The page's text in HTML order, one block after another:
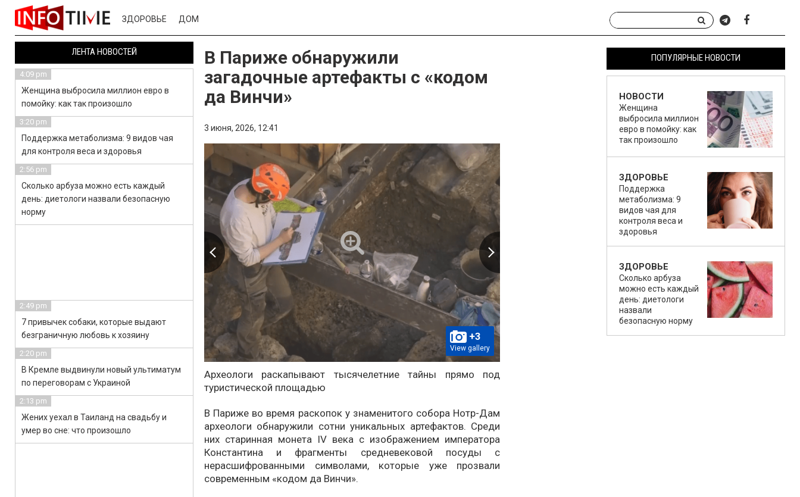
ЗДОРОВЬЕ ДОМ
В Париже обнаружили
загадочные артефакты с «кодом
да Винчи»
3 июня, 2026, 12:41
+3
View gallery
Археологи раскапывают тысячелетние тайны прямо под
туристической площадью
В Париже во время раскопок у знаменитого собора Нотр-Дам
археологи обнаружили сотни уникальных артефактов. Среди
них старинная монета IV века с изображением императора
Константина и фрагменты средневековой посуды с
нерасшифрованными символами, которые уже прозвали
современным «кодом да Винчи».
ПОПУЛЯРНЫЕ НОВОСТИ
НОВОСТИ
Женщина
выбросила миллион
евро в помойку: как
так произошло
ЗДОРОВЬЕ
Поддержка
метаболизма: 9
видов чая для
контроля веса и
здоровья
ЗДОРОВЬЕ
Сколько арбуза
можно есть каждый
день: диетологи
назвали
безопасную норму
ЛЕНТА НОВОСТЕЙ
4:09 pm
Женщина выбросила миллион евро в
помойку: как так произошло
3:20 pm
Поддержка метаболизма: 9 видов чая
для контроля веса и здоровья
2:56 pm
Сколько арбуза можно есть каждый
день: диетологи назвали безопасную
норму
2:49 pm
7 привычек собаки, которые выдают
безграничную любовь к хозяину
2:20 pm
В Кремле выдвинули новый ультиматум
по переговорам с Украиной
2:13 pm
Жених уехал в Таиланд на свадьбу и
умер во сне: что произошло